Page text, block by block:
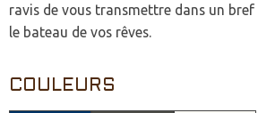
ravis de vous transmettre dans un
le bateau de vos rêves.
COULEURS